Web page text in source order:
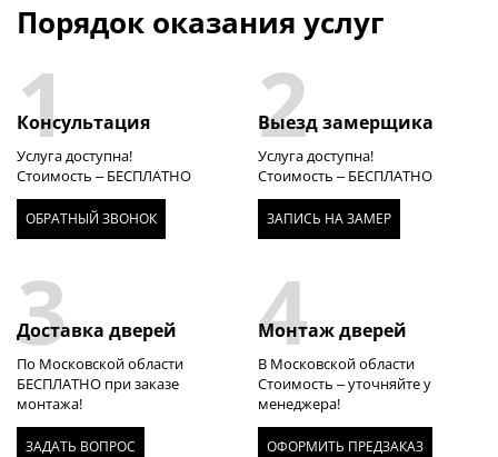
Порядок оказания услуг
1
Консультация
Услуга доступна!
Стоимость – БЕСПЛАТНО
ОБРАТНЫЙ ЗВОНОК
2
Выезд замерщика
Услуга доступна!
Стоимость – БЕСПЛАТНО
ЗАПИСЬ НА ЗАМЕР
3
Доставка дверей
По Московской области
БЕСПЛАТНО при заказе
монтажа!
ЗАДАТЬ ВОПРОС
4
Монтаж дверей
В Московской области
Стоимость – уточняйте у
менеджера!
ОФОРМИТЬ ПРЕДЗАКАЗ